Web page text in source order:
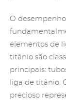
O
elementos de
titânio são
principais:
liga de titânio.
precioso